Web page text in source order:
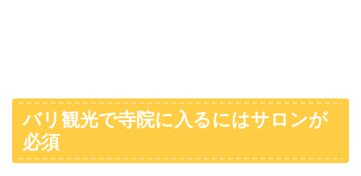
バリ観光で寺院に入るにはサロンが
必須